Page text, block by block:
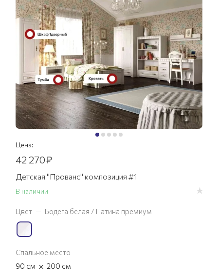
Цена:
42 270₽
Детская "Прованс" композиция #1
В наличии
Цвет — Бодега белая / Патина премиум
Спальное место
90 см × 200 см